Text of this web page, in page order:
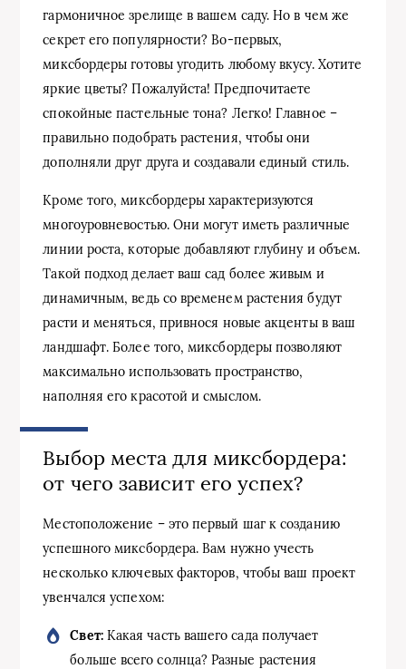
гармоничное зрелище в вашем саду. Но в чем же
секрет его популярности? Во-первых,
миксбордеры готовы угодить любому вкусу. Хотите
яркие цветы? Пожалуйста! Предпочитаете
спокойные пастельные тона? Легко! Главное –
правильно подобрать растения, чтобы они
дополняли друг друга и создавали единый стиль.
Кроме того, миксбордеры характеризуются
многоуровневостью. Они могут иметь различные
линии роста, которые добавляют глубину и объем.
Такой подход делает ваш сад более живым и
динамичным, ведь со временем растения будут
расти и меняться, привнося новые акценты в ваш
ландшафт. Более того, миксбордеры позволяют
максимально использовать пространство,
наполняя его красотой и смыслом.
Выбор места для миксбордера:
от чего зависит его успех?
Местоположение – это первый шаг к созданию
успешного миксбордера. Вам нужно учесть
несколько ключевых факторов, чтобы ваш проект
увенчался успехом:
Свет:Какая часть вашего сада получает
больше всего солнца? Разные растения